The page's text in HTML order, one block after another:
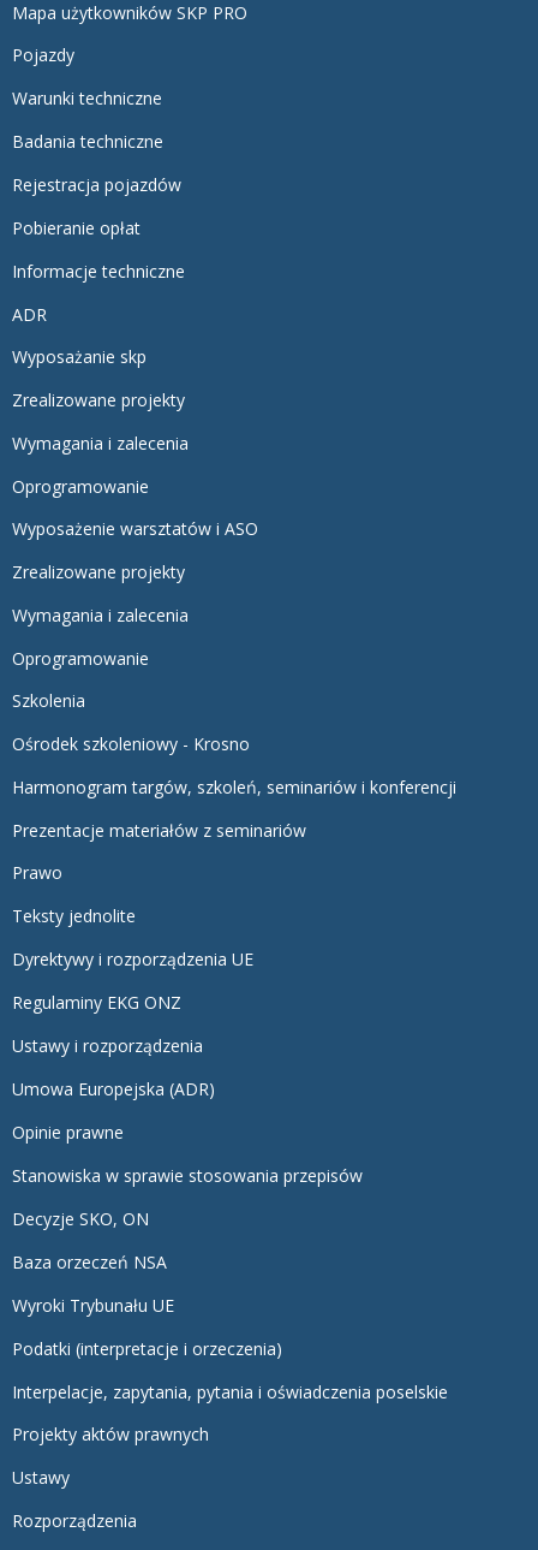
Mapa użytkowników SKP PRO
Pojazdy
Warunki techniczne
Badania techniczne
Rejestracja pojazdów
Pobieranie opłat
Informacje techniczne
ADR
Wyposażanie skp
Zrealizowane projekty
Wymagania i zalecenia
Oprogramowanie
Wyposażenie warsztatów i ASO
Zrealizowane projekty
Wymagania i zalecenia
Oprogramowanie
Szkolenia
Ośrodek szkoleniowy - Krosno
Harmonogram targów, szkoleń, seminariów i konferencji
Prezentacje materiałów z seminariów
Prawo
Teksty jednolite
Dyrektywy i rozporządzenia UE
Regulaminy EKG ONZ
Ustawy i rozporządzenia
Umowa Europejska (ADR)
Opinie prawne
Stanowiska w sprawie stosowania przepisów
Decyzje SKO, ON
Baza orzeczeń NSA
Wyroki Trybunału UE
Podatki (interpretacje i orzeczenia)
Interpelacje, zapytania, pytania i oświadczenia poselskie
Projekty aktów prawnych
Ustawy
Rozporządzenia